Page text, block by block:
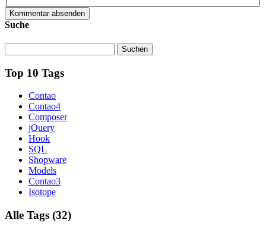
Kommentar absenden
Suche
Suchen
Top 10 Tags
Contao
Contao4
Composer
jQuery
Hook
SQL
Shopware
Models
Contao3
Isotope
Alle Tags (32)